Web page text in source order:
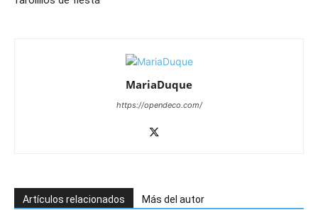
MariaDuque
https://opendeco.com/
Artículos relacionados Más del autor